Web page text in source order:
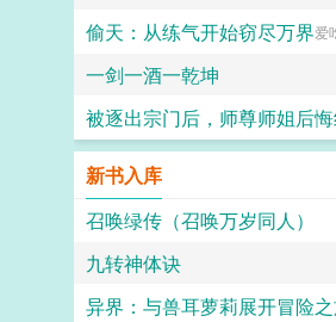
偷天：从练气开始窃尽万界爱
一剑一酒一乾坤
被逐出宗门后，师尊师姐后
新书入库
召唤绿传（召唤万岁同人）
九转神体诀
异界：与兽耳萝莉展开冒险